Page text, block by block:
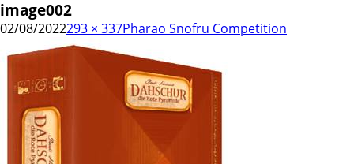
image002
02/08/2022293 × 337Pharao Snofru Competition